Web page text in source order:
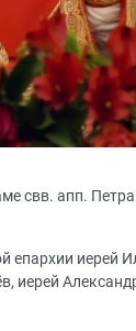
свв. апп.
иерей
иерей